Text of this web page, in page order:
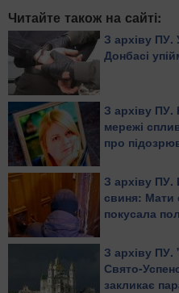
Читайте також на сайті:
З архіву ПУ.
Донбасі
З архіву
мережі
про
З архіву ПУ.
свиня: Мати
покусала
З архіву
Свято-
закликає